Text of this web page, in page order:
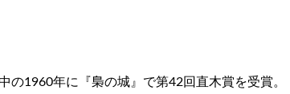
の1960年に『梟の城』で第42回直木賞を受賞。